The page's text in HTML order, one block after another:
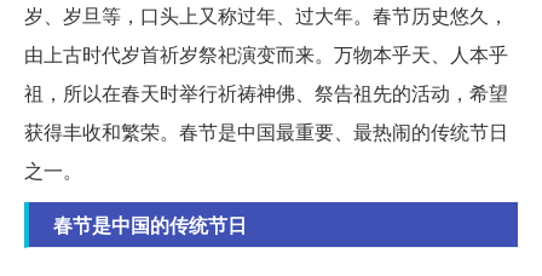
岁、岁旦等，口头上又称过年、过大年。春节历史悠久，
由上古时代岁首祈岁祭祀演变而来。万物本乎天、人本乎
祖，所以在春天时举行祈祷神佛、祭告祖先的活动，希望
获得丰收和繁荣。春节是中国最重要、最热闹的传统节日
之一。
春节是中国的传统节日